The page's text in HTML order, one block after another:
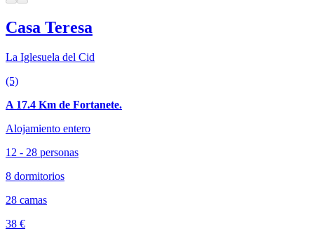
Casa Teresa
La Iglesuela del Cid
(5)
A 17.4 Km de Fortanete.
Alojamiento entero
12 - 28 personas
8 dormitorios
28 camas
38 €